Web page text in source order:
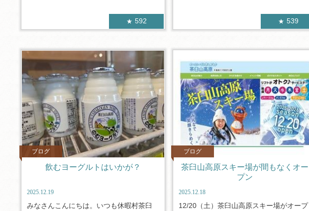
592 539
ブログ
飲むヨーグルトはいかが？
2025.12.19
みなさんこんにちは。いつも休暇村茶臼
ブログ
茶臼山高原スキー場が間もなくオー
プン
2025.12.18
12/20（土）茶臼山高原スキー場がオープ